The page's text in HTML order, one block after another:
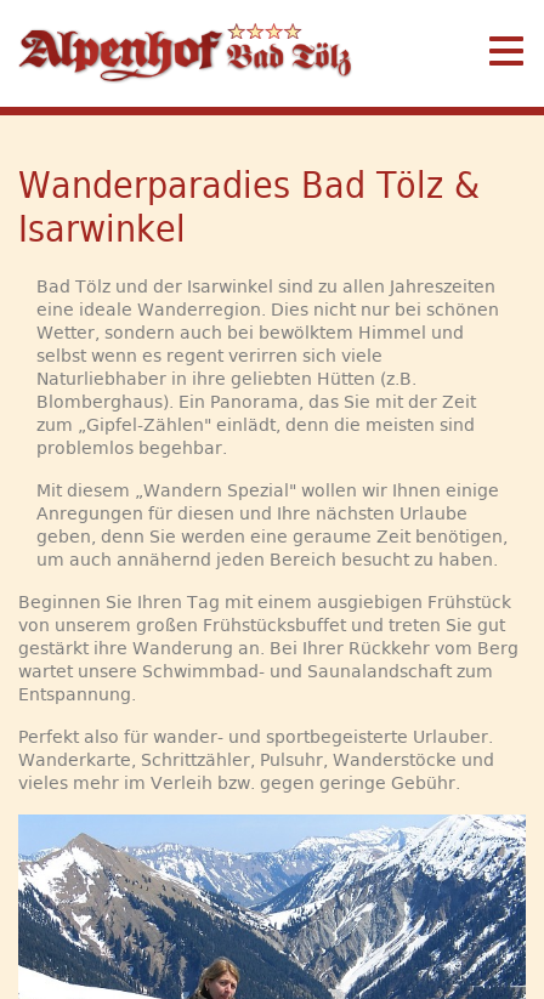
Wanderparadies Bad Tölz &
Isarwinkel
Bad Tölz und der Isarwinkel sind zu allen Jahreszeiten
eine ideale Wanderregion. Dies nicht nur bei schönen
Wetter, sondern auch bei bewölktem Himmel und
selbst wenn es regent verirren sich viele
Naturliebhaber in ihre geliebten Hütten (z.B.
Blomberghaus). Ein Panorama, das Sie mit der Zeit
zum „Gipfel-Zählen" einlädt, denn die meisten sind
problemlos begehbar.
Mit diesem „Wandern Spezial" wollen wir Ihnen einige
Anregungen für diesen und Ihre nächsten Urlaube
geben, denn Sie werden eine geraume Zeit benötigen,
um auch annähernd jeden Bereich besucht zu haben.
Beginnen Sie Ihren Tag mit einem ausgiebigen Frühstück
von unserem großen Frühstücksbuffet und treten Sie gut
gestärkt ihre Wanderung an. Bei Ihrer Rückkehr vom Berg
wartet unsere Schwimmbad- und Saunalandschaft zum
Entspannung.
Perfekt also für wander- und sportbegeisterte Urlauber.
Wanderkarte, Schrittzähler, Pulsuhr, Wanderstöcke und
vieles mehr im Verleih bzw. gegen geringe Gebühr.